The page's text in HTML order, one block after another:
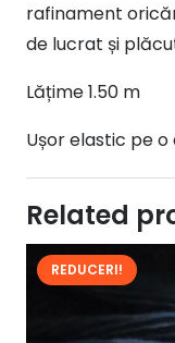
rafinament
de lucrat și
Lățime 1.50 m
Ușor elastic pe
Related
REDUCERI!